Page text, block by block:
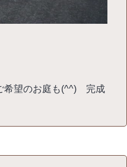
希望のお庭も(^^) 完成